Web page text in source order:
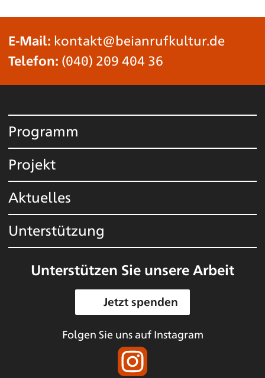
E-Mail: kontakt@beianrufkultur.de
Telefon: (040) 209 404 36
Programm
Projekt
Aktuelles
Unterstützung
Unterstützen Sie unsere Arbeit
Jetzt spenden
Folgen Sie uns auf Instagram